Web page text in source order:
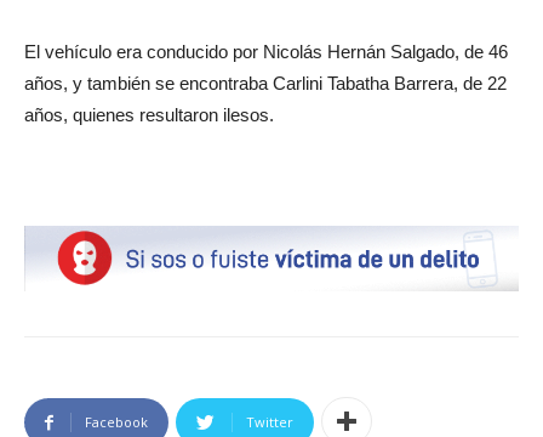
El vehículo era conducido por Nicolás Hernán Salgado, de 46
años, y también se encontraba Carlini Tabatha Barrera, de 22
años, quienes resultaron ilesos.
Facebook Twitter